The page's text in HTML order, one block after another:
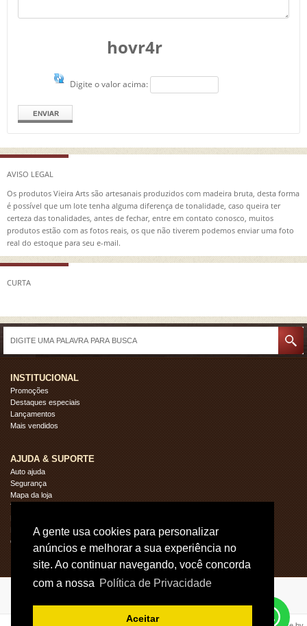
A gente usa cookies para personalizar
anúncios e melhorar a sua experiência no
site. Ao continuar navegando, você concorda
com a nossa Política de Privacidade
AceitarFale conosco
hovr4r
Digite o valor acima:
AVISO LEGAL
Os produtos Vieira Arts são artesanais produzidos com madeira bruta, desta forma
é possível que um lote tenha alguma diferença de tonalidade, caso queira ter
certeza das tonalidades, antes de fechar, entre em contato conosco, muitos
produtos estão com as fotos reais, os que não tiverem podemos enviar uma foto
real do estoque para seu e-mail.
CURTA
INSTITUCIONAL
Promoções
Destaques especiais
Lançamentos
Mais vendidos
AJUDA & SUPORTE
Auto ajuda
Segurança
Mapa da loja
Troca e devoluções
Fale Conosco
Quem Somos